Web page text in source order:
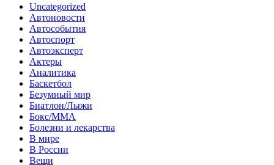
Uncategorized
Автоновости
Автособытия
Автоспорт
Автоэксперт
Актеры
Аналитика
Баскетбол
Безумный мир
Биатлон/Лыжи
Бокс/MMA
Болезни и лекарства
В мире
В России
Вещи